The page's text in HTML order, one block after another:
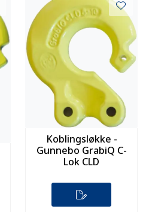
Koblingsløkke -
Gunnebo GrabiQ C-
Lok CLD